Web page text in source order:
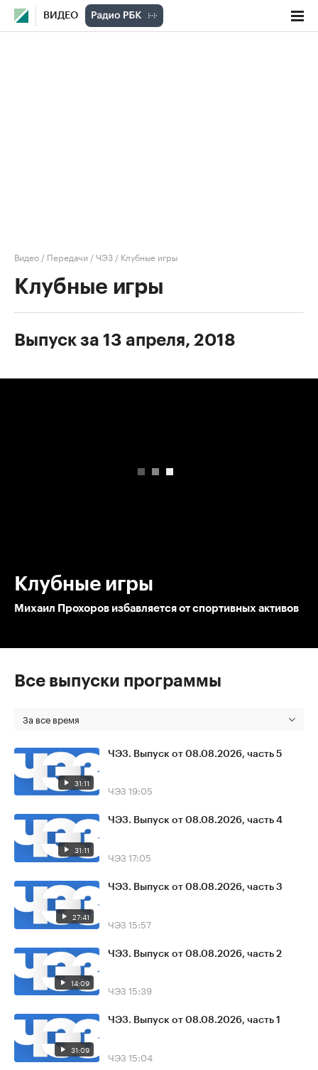
ВИДЕО
Видео / Передачи /ЧЭЗ / Клубные игры
Клубные игры
Выпуск за 13 апреля, 2018
Клубные игры
Михаил Прохоров избавляется от спортивных активов
Все выпуски программы
За все время
31:11
ЧЭЗ. Выпуск от 08.08.2026, часть 5
ЧЭЗ 19:05
31:11
ЧЭЗ. Выпуск от 08.08.2026, часть 4
ЧЭЗ 17:05
27:41
ЧЭЗ. Выпуск от 08.08.2026, часть 3
ЧЭЗ 15:57
14:09
ЧЭЗ. Выпуск от 08.08.2026, часть 2
ЧЭЗ 15:39
31:09
ЧЭЗ. Выпуск от 08.08.2026, часть 1
ЧЭЗ 15:04